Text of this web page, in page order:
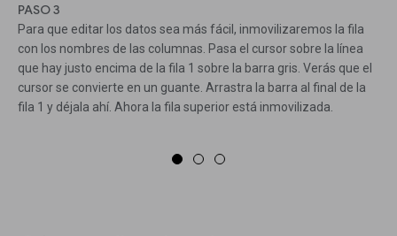
PASO 3
Para que editar los datos sea más fácil, inmovilizaremos la fila
con los nombres de las columnas. Pasa el cursor sobre la línea
que hay justo encima de la fila 1 sobre la barra gris. Verás que el
cursor se convierte en un guante. Arrastra la barra al final de la
fila 1 y déjala ahí. Ahora la fila superior está inmovilizada.